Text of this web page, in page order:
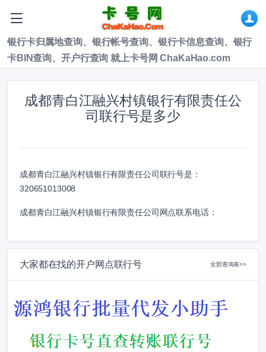
银行卡归属地查询、银行帐号查询、银行卡信息查询、银行
卡BIN查询、开户行查询 就上卡号网 ChaKaHao.com
成都青白江融兴村镇银行有限责任公
司联行号是多少
成都青白江融兴村镇银行有限责任公司联行号是：
320651013008
成都青白江融兴村镇银行有限责任公司网点联系电话：
大家都在找的开户网点联行号 全部查询表>>